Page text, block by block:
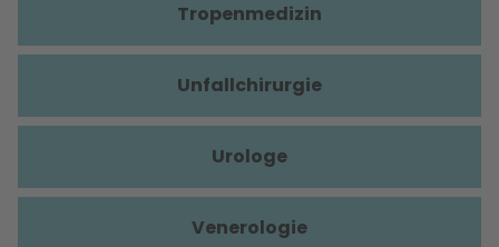
Tropenmedizin
Unfallchirurgie
Urologe
Venerologie